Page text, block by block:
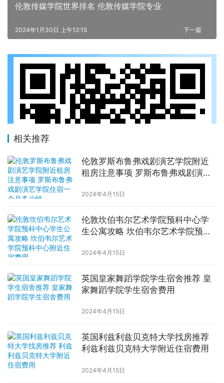
伦敦传媒学院世界排名 伦敦传媒学院专业
下一篇
2024年1月30日 上午12:15
相关推荐
伦敦罗斯布鲁弗戏剧演艺学院附近
租房注意事项 罗斯布鲁弗戏剧演艺
2024年4月15日
伦敦坎伯韦尔艺术学院预科中心学
生公寓攻略 坎伯韦尔艺术学院预科
2024年4月15日
英国皇家舞蹈学院学生宿舍推荐 皇
家舞蹈学院学生宿舍费用
2024年4月15日
英国利兹利兹贝克特大学找房推荐
利兹利兹贝克特大学附近住宿费用
2024年4月15日